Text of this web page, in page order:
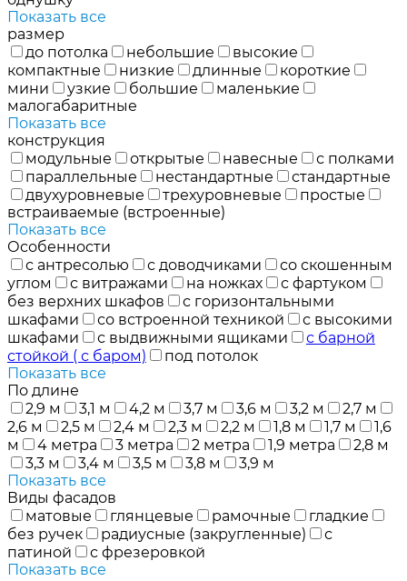
Показать все
размер
до потолка
небольшие
высокие
компактные
низкие длинные
короткие
мини
узкие большие
маленькие
малогабаритные
Показать все
конструкция
модульные
открытые навесные
с полками
параллельные
нестандартные
стандартные
двухуровневые
трехуровневые
простые
встраиваемые (встроенные)
Показать все
Особенности
с антресолью
с доводчиками
со скошенным
углом
с витражами на ножках
с фартуком
без верхних шкафов
с горизонтальными
шкафами
со встроенной техникой
с высокими
шкафами
с выдвижными ящиками
с барной
стойкой ( с баром)
под потолок
Показать все
По длине
2,9 м
3,1 м 4,2 м 3,7 м 3,6 м 3,2 м
2,7 м
2,6 м
2,5 м 2,4 м 2,3 м 2,2 м 1,8 м 1,7 м
1,6
м
4 метра 3 метра 2 метра 1,9 метра
2,8 м
3,3 м
3,4 м 3,5 м 3,8 м
3,9 м
Показать все
Виды фасадов
матовые
глянцевые рамочные
гладкие
без ручек
радиусные (закругленные)
с
патиной
с фрезеровкой
Показать все